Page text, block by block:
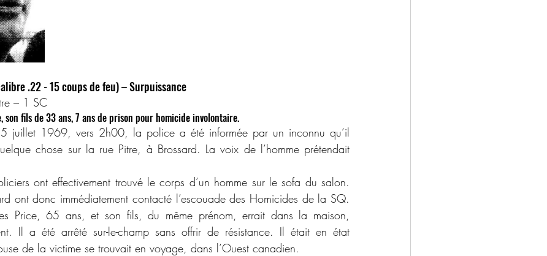
.22 - 15 coups de feu) – Surpuissance
– 1 SC
fils de 33 ans, 7 ans de prison pour homicide involontaire.
chose sur la rue Pitre, à Brossard. La voix de l’homme prétendait
ont donc immédiatement contacté l’escouade des Homicides de la SQ.
Price, 65 ans, et son fils, du même prénom, errait dans la maison,
Il a été arrêté sur-le-champ sans offrir de résistance. Il était en état
de la victime se trouvait en voyage, dans l’Ouest canadien.